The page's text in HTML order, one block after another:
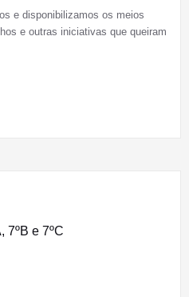
e disponibilizamos os meios
e outras iniciativas que queiram
7ºB e 7ºC